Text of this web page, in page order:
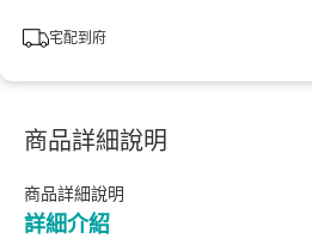
宅配到府
商品詳細說明
商品詳細說明
詳細介紹